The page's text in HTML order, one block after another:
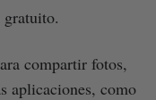
gratuito.
compartir fotos,
aplicaciones, como